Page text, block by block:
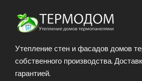
Утепление стен и фасадов домов
собственного производства.
гарантией.